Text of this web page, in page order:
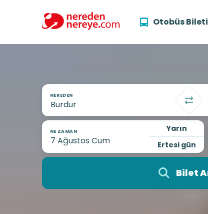
Otobüs Bileti
NEREDEN
NE ZAMAN
Yarın
Ertesi gün
Bilet